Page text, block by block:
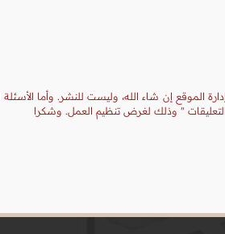
الموقع إن شاء الله، وليست للنشر. وأما الأسئلة
" وذلك لغرض تنظيم العمل. وشكرا